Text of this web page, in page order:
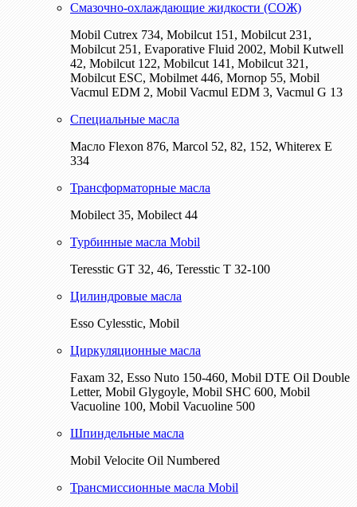
Смазочно-охлаждающие жидкости (СОЖ)
Mobil Cutrex 734, Mobilcut 151, Mobilcut 231,
Mobilcut 251, Evaporative Fluid 2002, Mobil Kutwell
42, Mobilcut 122, Mobilcut 141, Mobilcut 321,
Mobilcut ESC, Mobilmet 446, Mornop 55, Mobil
Vacmul EDM 2, Mobil Vacmul EDM 3, Vacmul G 13
Специальные масла
Масло Flexon 876, Marcol 52, 82, 152, Whiterex E
334
Трансформаторные масла
Mobilect 35, Mobilect 44
Турбинные масла Mobil
Teresstic GT 32, 46, Teresstic T 32-100
Цилиндровые масла
Esso Cylesstic, Mobil
Циркуляционные масла
Faxam 32, Esso Nuto 150-460, Mobil DTE Oil Double
Letter, Mobil Glygoyle, Mobil SHC 600, Mobil
Vacuoline 100, Mobil Vacuoline 500
Шпиндельные масла
Mobil Velocite Oil Numbered
Трансмиссионные масла Mobil